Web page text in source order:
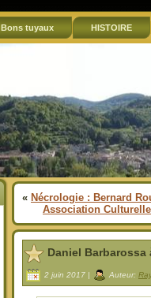
Bons tuyaux HISTOIRE
« Nécrologie : Bernard
Association
Daniel Barbarossa
2 juin 2017 | Auteur: